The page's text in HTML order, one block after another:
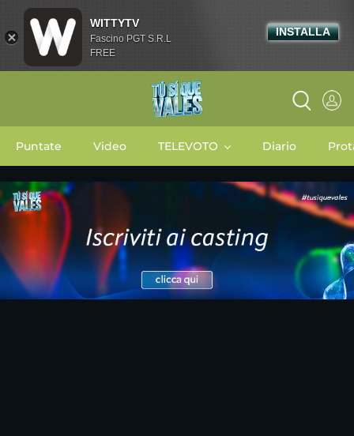
Puntate Video TELEVOTO Diario
WITTYTV
Fascino PGT S.R.L
FREE
INSTALLA